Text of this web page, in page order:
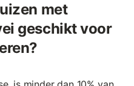
met
geschikt voor